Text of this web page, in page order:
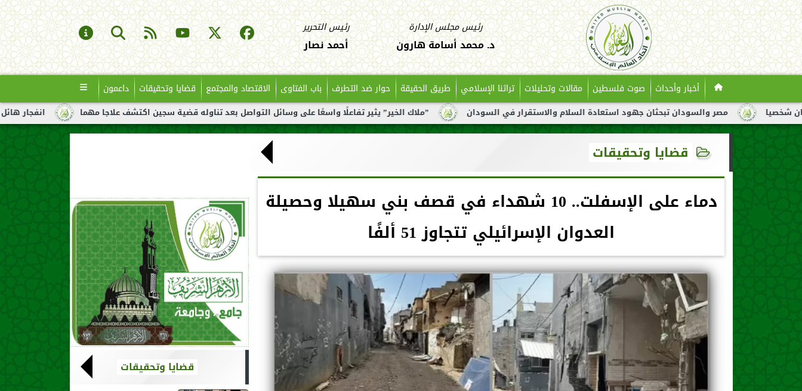
رئيس مجلس الإدارة
د. محمد أسامة هارون
رئيس التحرير
أحمد نصار
أخبار وأحداث صوت فلسطين مقالات وتحليلات تراثنا الإسلامي طريق الحقيقة حوار ضد التطرف باب الفتاوى الاقتصاد والمجتمع قضايا وتحقيقات داعمون
انفجار هائل لناقلة نفط قبالة ”ملاك الخير” يثير تفاعلًا واسعًا على وسائل التواصل بعد تناوله قضية سجين اكتشف علاجا مهما مصر والسودان تبحثان جهود استعادة السلام والاستقرار في السودان
قضايا وتحقيقات
دماء على الإسفلت.. 10 شهداء في قصف بني سهيلا وحصيلة
العدوان الإسرائيلي تتجاوز 51 ألفًا
قضايا وتحقيقات